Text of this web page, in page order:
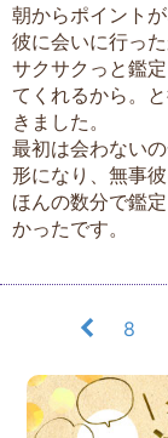
朝からポイント
彼に会いに行っ
サクサクっと鑑
てくれるから。
きました。
最初は会わない
形になり、無事
ほんの数分で鑑
かったです。
8